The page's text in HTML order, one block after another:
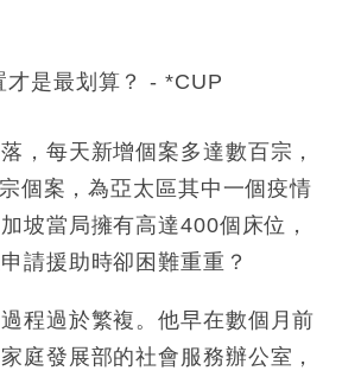
，每天新增個案多達數百宗，
宗個案，為亞太區其中一個疫情
坡當局擁有高達400個床位，
請援助時卻困難重重？
程過於繁複。他早在數個月前
庭發展部的社會服務辦公室，